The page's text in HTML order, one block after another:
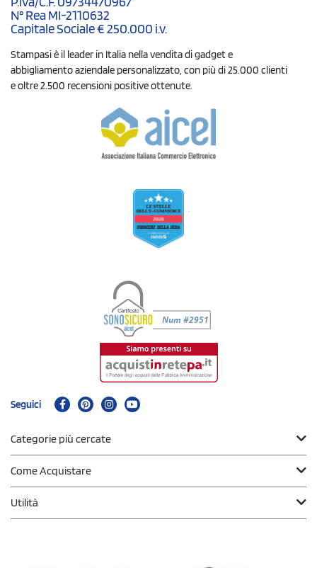
N° Rea MI-2110632
Capitale Sociale € 250.000 i.v.
Stampasi è il leader in Italia nella vendita di gadget e
abbigliamento aziendale personalizzato, con più di 25.000 clienti
e oltre 2.500 recensioni positive ottenute.
Seguici
Categorie più cercate
Come Acquistare
Utilità